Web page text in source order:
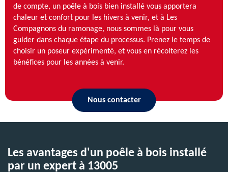
de compte, un poêle à bois bien installé vous apportera
chaleur et confort pour les hivers à venir, et à Les
Compagnons du ramonage, nous sommes là pour vous
guider dans chaque étape du processus. Prenez le temps de
choisir un poseur expérimenté, et vous en récolterez les
bénéfices pour les années à venir.
Nous contacter
Les avantages d'un poêle à bois installé
par un expert à 13005